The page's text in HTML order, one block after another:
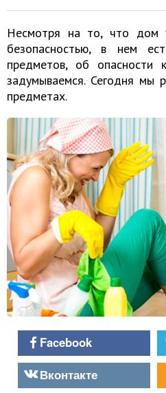
Несмотря на то, что дом
безопасностью, в нем
предметов, об
задумываемся. Сегодня мы
предметах.
Facebook
Вконтакте